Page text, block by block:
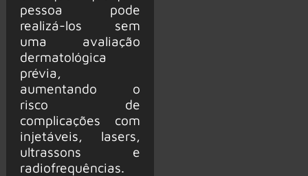
pessoa pode
realizá-los sem
uma avaliação
dermatológica
prévia,
aumentando o
risco de
complicações com
injetáveis, lasers,
ultrassons e
radiofrequências.